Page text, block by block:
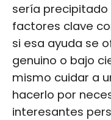
sería precipitado
factores clave
si esa ayuda se
genuino o bajo
mismo cuidar a
hacerlo por
interesantes